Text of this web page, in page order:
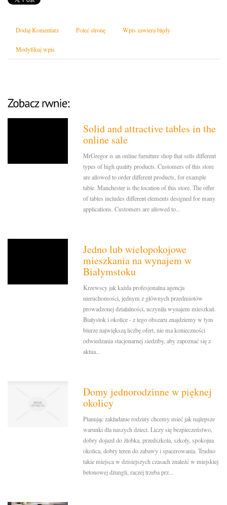
Dodaj Komentarz Poleć stronę Wpis zawiera błędy
Modyfikuj wpis
Solid and attractive tables in the
online sale
MrGregor is an online furniture shop that sells different
types of high quality products. Customers of this store
are allowed to order different products, for example
table. Manchester is the location of this store. The offer
of tables includes different elements designed for many
applications. Customers are allowed to...
Jedno lub wielopokojowe
mieszkania na wynajem w
Białymstoku
Krzewscy jak każda profesjonalna agencja
nieruchomości, jednym z głównych przedmiotów
prowadzonej działalności, uczyniła wynajem mieszkań.
Białystok i okolice - z tego obszaru znajdziemy w tym
biurze największą liczbę ofert, nie ma konieczności
odwiedzania stacjonarnej siedziby, aby zapoznać się z
aktua...
Domy jednorodzinne w pięknej
okolicy
Planując zakładanie rodziny chcemy mieć jak najlepsze
warunki dla naszych dzieci. Liczy się bezpieczeństwo,
dobry dojazd do żłobka, przedszkola, szkoły, spokojna
okolica, dobry teren do zabawy i spacerowania. Trudno
takie miejsca w dzisiejszych czasach znaleźć w miejskiej
betonowej dżungli, raczej trzeba prz...